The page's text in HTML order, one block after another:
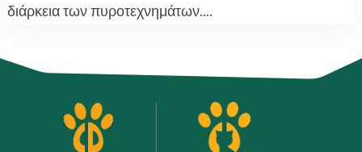
διάρκεια των πυροτεχνημάτων....